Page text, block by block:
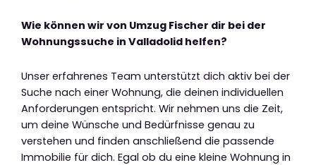
Wie können wir von Umzug Fischer dir bei der
Wohnungssuche in Valladolid helfen?
Unser erfahrenes Team unterstützt dich aktiv bei der
Suche nach einer Wohnung, die deinen individuellen
Anforderungen entspricht. Wir nehmen uns die Zeit,
um deine Wünsche und Bedürfnisse genau zu
verstehen und finden anschließend die passende
Immobilie für dich. Egal ob du eine kleine Wohnung in